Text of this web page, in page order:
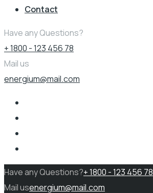
Contact
Have any Questions?
+ 1800 - 123 456 78
Mail us
energium@mail.com
Have any Questions?+ 1800 - 123 456 78
Mail usenergium@mail.com